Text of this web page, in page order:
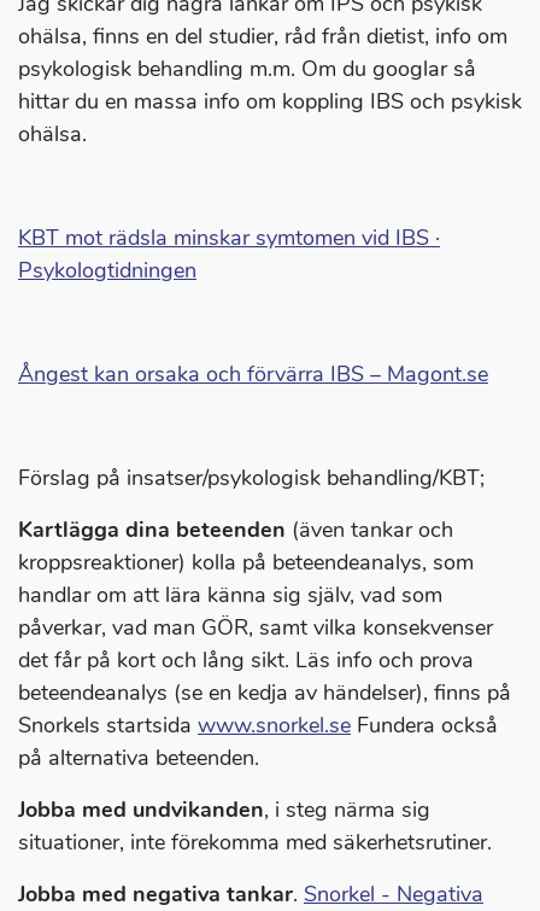
ohälsa, finns en del studier, råd från dietist, info om
psykologisk behandling m.m. Om du googlar så
hittar du en massa info om koppling IBS och psykisk
ohälsa.
KBT mot rädsla minskar symtomen vid IBS ·
Psykologtidningen
Ångest kan orsaka och förvärra IBS – Magont.se
Förslag på insatser/psykologisk behandling/KBT;
Kartlägga dina beteenden (även tankar och
kroppsreaktioner) kolla på beteendeanalys, som
handlar om att lära känna sig själv, vad som
påverkar, vad man GÖR, samt vilka konsekvenser
det får på kort och lång sikt. Läs info och prova
beteendeanalys (se en kedja av händelser), finns på
Snorkels startsida www.snorkel.se Fundera också
på alternativa beteenden.
Jobba med undvikanden, i steg närma sig
situationer, inte förekomma med säkerhetsrutiner.
Jobba med negativa tankar. Snorkel - Negativa